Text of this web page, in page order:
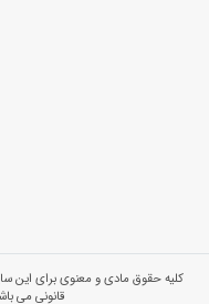
کلیه حقوق مادی و معنوی برای این
قانونی می